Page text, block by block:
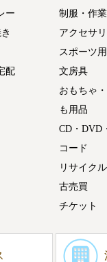
ー
配
制服・作
アクセサ
スポーツ
文房具
おもちゃ
も用品
CD・DVD
コード
リサイク
古売買
チケット